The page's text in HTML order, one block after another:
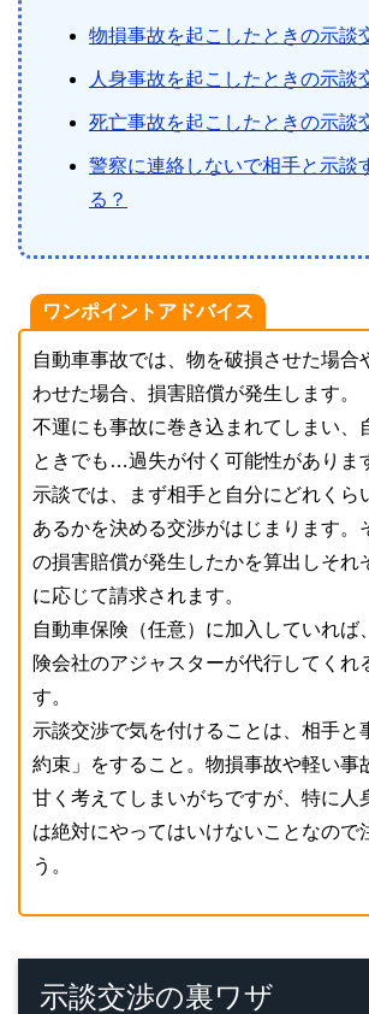
物損事故を起こしたときの示談
人身事故を起こしたときの示談
死亡事故を起こしたときの示談
警察に連絡しないで相手と示談
る？
ワンポイントアドバイス
自動車事故では、物を破損させた場合
わせた場合、損害賠償が発生します。
不運にも事故に巻き込まれてしまい、
ときでも…過失が付く可能性がありま
示談では、まず相手と自分にどれくら
あるかを決める交渉がはじまります。
の損害賠償が発生したかを算出しそれ
に応じて請求されます。
自動車保険（任意）に加入していれば
険会社のアジャスターが代行してくれ
す。
示談交渉で気を付けることは、相手と
約束」をすること。物損事故や軽い事
甘く考えてしまいがちですが、特に人
は絶対にやってはいけないことなので
う。
示談交渉の裏ワザ